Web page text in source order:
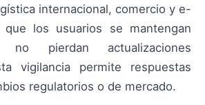
internacional, comercio y e-
que los usuarios se mantengan
no pierdan actualizaciones
vigilancia permite respuestas
regulatorios o de mercado.